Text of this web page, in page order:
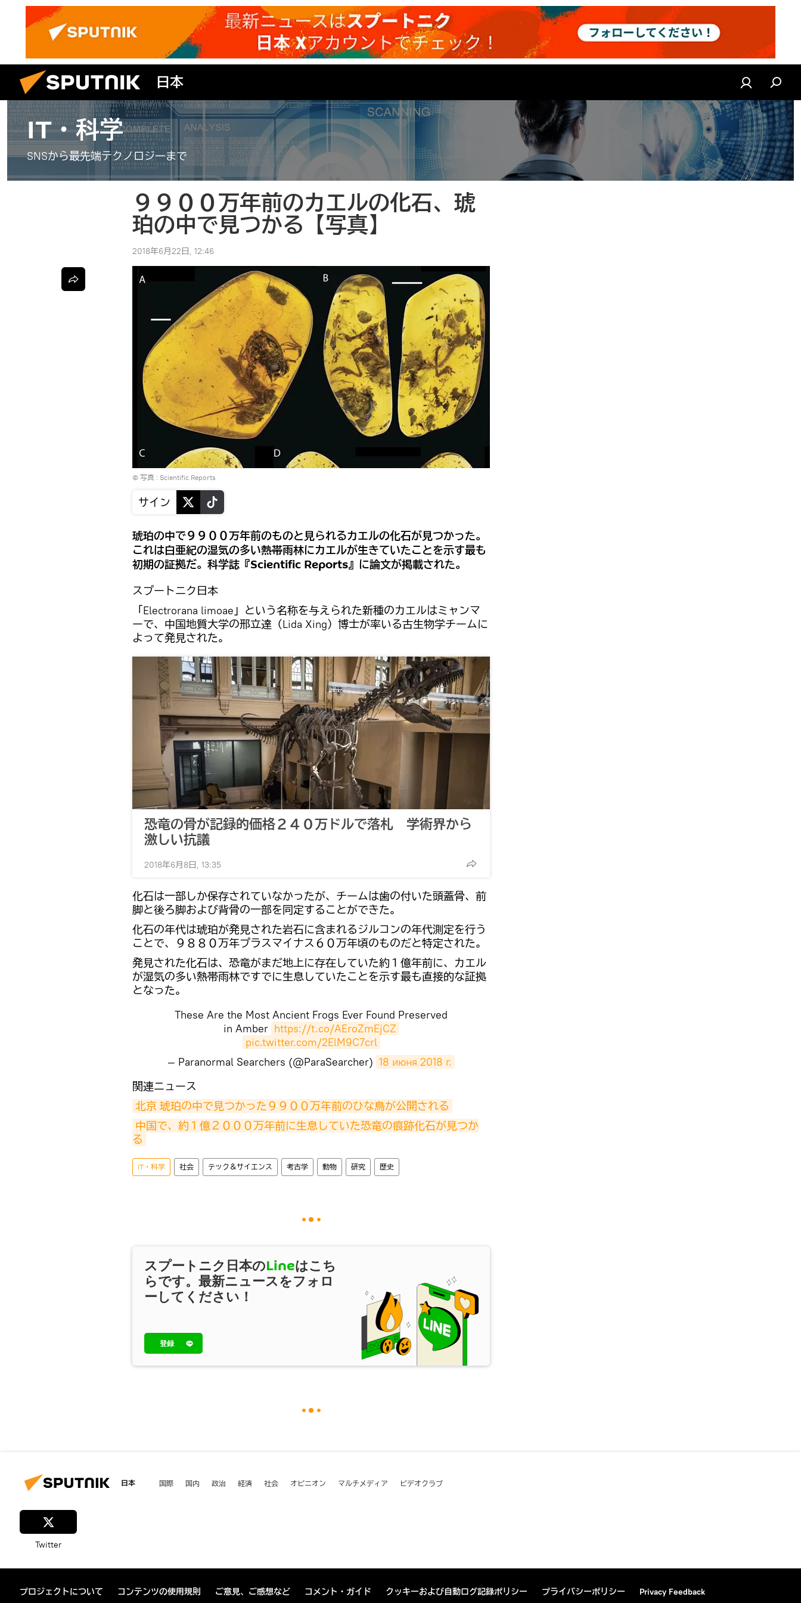
日本
IT・科学
SNSから最先端テクノロジーまで
９９００万年前のカエルの化石、琥
珀の中で見つかる【写真】
2018年6月22日, 12:46
© 写真 : Scientific Reports
サイン
琥珀の中で９９００万年前のものと見られるカエルの化石が見つかった。
これは白亜紀の湿気の多い熱帯雨林にカエルが生きていたことを示す最も
初期の証拠だ。科学誌『Scientific Reports』に論文が掲載された。
スプートニク日本
「Electrorana limoae」という名称を与えられた新種のカエルはミャンマ
ーで、中国地質大学の邢立達（Lida Xing）博士が率いる古生物学チームに
よって発見された。
恐竜の骨が記録的価格２４０万ドルで落札 学術界から
激しい抗議
2018年6月8日, 13:35
化石は一部しか保存されていなかったが、チームは歯の付いた頭蓋骨、前
脚と後ろ脚および背骨の一部を同定することができた。
化石の年代は琥珀が発見された岩石に含まれるジルコンの年代測定を行う
ことで、９８８０万年プラスマイナス６０万年頃のものだと特定された。
発見された化石は、恐竜がまだ地上に存在していた約１億年前に、カエル
が湿気の多い熱帯雨林ですでに生息していたことを示す最も直接的な証拠
となった。
These Are the Most Ancient Frogs Ever Found Preserved
in Amber https://t.co/AEroZmEjCZ
pic.twitter.com/2ElM9C7crl
— Paranormal Searchers (@ParaSearcher) 18 июня 2018 г.
​関連ニュース
北京 琥珀の中で見つかった９９００万年前のひな鳥が公開される
中国で、約１億２０００万年前に生息していた恐竜の痕跡化石が見つか
る
IT・科学 社会 テック＆サイエンス 考古学 動物 研究 歴史
スプートニク日本のLineはこち
らです。最新ニュースをフォロ
ーしてください！
登録
日本 国際 国内 政治 経済 社会 オピニオン マルチメディア ビデオクラブ
Twitter
プロジェクトについて コンテンツの使用規則 ご意見、ご感想など コメント・ガイド クッキーおよび自動ログ記録ポリシー プライバシーポリシー Privacy Feedback